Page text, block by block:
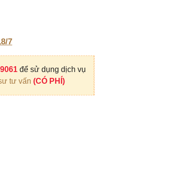
7
để sử dụng dịch vụ
tư vấn (CÓ PHÍ)